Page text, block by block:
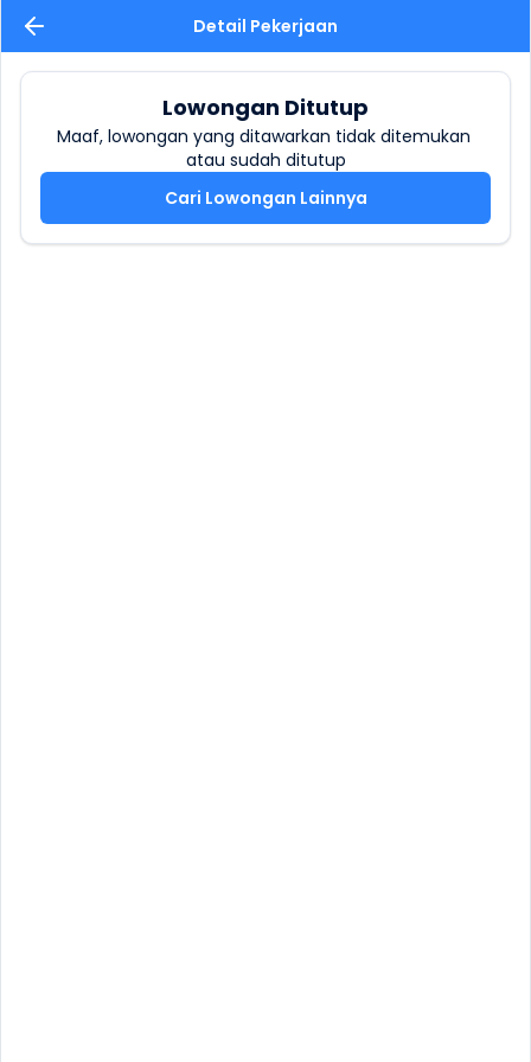
Detail Pekerjaan
Lowongan Ditutup
Maaf, lowongan yang ditawarkan tidak ditemukan
atau sudah ditutup
Cari Lowongan Lainnya